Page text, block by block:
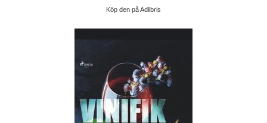
Köp den på Adlibris